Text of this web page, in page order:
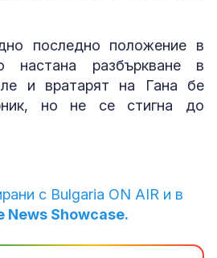
последно положение в
настана разбъркване в
и вратарят на Гана бе
но не се стигна до
с Bulgaria ON AIR и в
News Showcase.